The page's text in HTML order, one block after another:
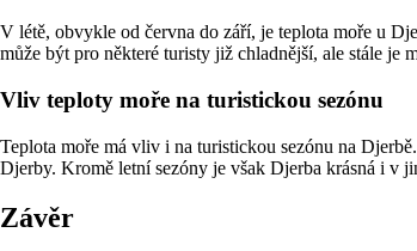
V létě, obvykle od června do září, je teplota moře u
může být pro některé turisty již chladnější, ale stále je
Vliv teploty moře na turistickou sezónu
Teplota moře má vliv i na turistickou sezónu na
Djerby. Kromě letní sezóny je však Djerba krásná i v
Závěr